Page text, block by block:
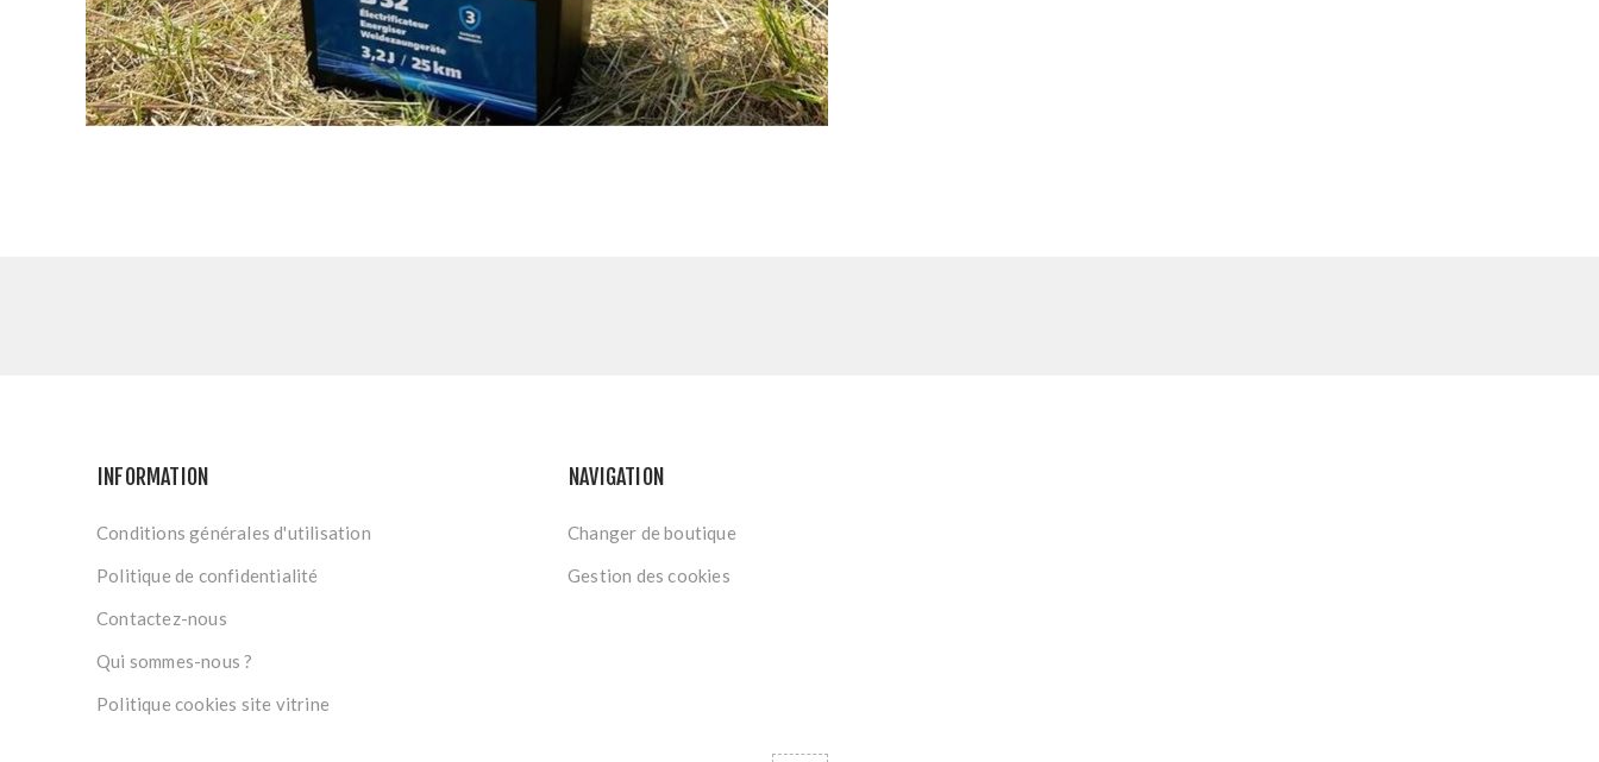
INFORMATION
Conditions générales d'utilisation
Politique de confidentialité
Contactez-nous
Qui sommes-nous ?
Politique cookies site vitrine
NAVIGATION
Changer de boutique
Gestion des cookies